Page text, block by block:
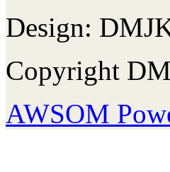
Design:
Copyright
AWSOM